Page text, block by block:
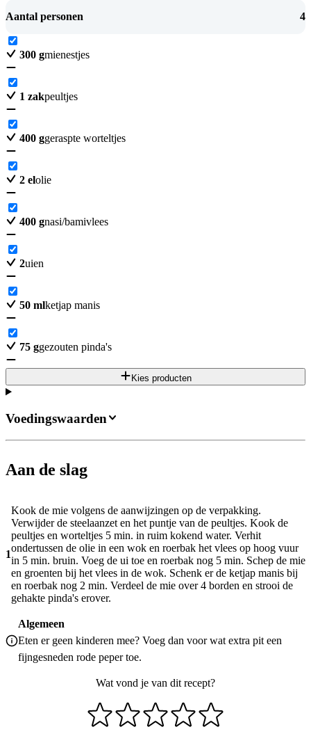
Aantal personen 4
300 gmienestjes
1 zakpeultjes
400 ggeraspte worteltjes
2 elolie
400 gnasi/bamivlees
2uien
50 mlketjap manis
75 ggezouten pinda's
Kies producten
Aan de slag
1
Kook de mie volgens de aanwijzingen op de verpakking.
Verwijder de steelaanzet en het puntje van de peultjes. Kook de
peultjes en worteltjes 5 min. in ruim kokend water. Verhit
ondertussen de olie in een wok en roerbak het vlees op hoog vuur
in 5 min. bruin. Voeg de ui toe en roerbak nog 5 min. Schep de mie
en groenten bij het vlees in de wok. Schenk er de ketjap manis bij
en roerbak nog 2 min. Verdeel de mie over 4 borden en strooi de
gehakte pinda's erover.
Algemeen
Eten er geen kinderen mee? Voeg dan voor wat extra pit een
fijngesneden rode peper toe.
Wat vond je van dit recept?
Voedingswaarden